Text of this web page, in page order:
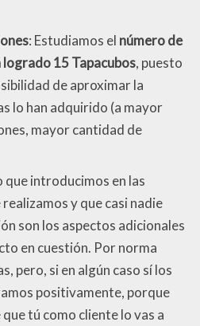
: Estudiamos el número de
15 Tapacubos, puesto
de aproximar la
lo han adquirido (a mayor
mayor cantidad de
que introducimos en las
y que casi nadie
son los aspectos adicionales
en cuestión. Por norma
pero, si en algún caso sí los
positivamente, porque
tú como cliente lo vas a